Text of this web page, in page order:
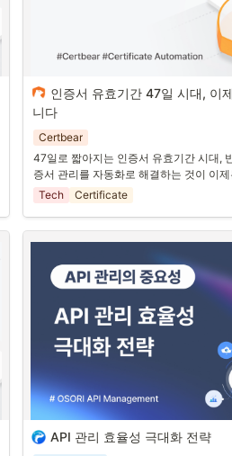
제는 자동화가 필요합
— 인증서 관리, 이제는 사람
아닙니다
1편에서는 인증서 만료로 인해 벌어지는 ‘
2편에서는 인증서 유효기간이 점점 짧아지
공식 정책으로 47일 시대가 다가
습니다.
여기까지 보면 결론은 하나입니다.
“이제는 수동으로 인증서를 관리하는
인증서 유효기간 47일 시대, 이
니다
Certbear
47일로 짧아지는 인증서 유효기간 시대,
증서 관리를 자동화로 해결하는 것이 이
Tech
Certificate
효율적인 API 관리는 매우 중요합니다.
이를 통해 개발 생산성을 높이고, 운영 비
API 관리 효율성 극대화 전략